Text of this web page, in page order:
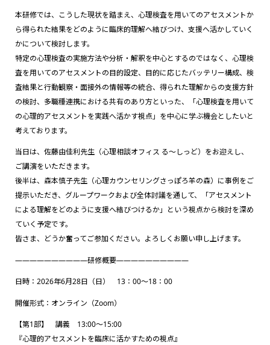
本研修では、こうした現状を踏まえ、心理検査を用いてのアセスメントか
ら得られた結果をどのように臨床的理解へ結びつけ、支援へ活かしていく
かについて検討します。
特定の心理検査の実施方法や分析・解釈を中心とするのではなく、心理検
査を用いてのアセスメントの目的設定、目的に応じたバッテリー構成、検
査結果と行動観察・面接外の情報等の統合、得られた理解からの支援方針
の検討、多職種連携における共有のあり方といった、「心理検査を用いて
の心理的アセスメントを実践へ活かす視点」を中心に学ぶ機会としたいと
考えております。
当日は、佐藤由佳利先生（心理相談オフィス る～しっど）をお迎えし、
ご講演をいただきます。
後半は、森本慎子先生（心理カウンセリングさっぽろ羊の森）に事例をご
提示いただき、グループワークおよび全体討議を通して、「アセスメント
による理解をどのように支援へ結びつけるか」という視点から検討を深め
ていく予定です。
皆さま、どうか奮ってご参加ください。よろしくお願い申し上げます。
——————————研修概要——————————
日時：2026年6月28日（日） 13：00～18：00
開催形式：オンライン（Zoom）
【第1部】 講義 13:00～15:00
『心理的アセスメントを臨床に活かすための視点』